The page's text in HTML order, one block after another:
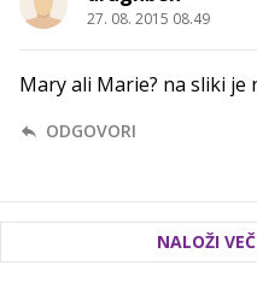
27. 08. 2015 08.49
Mary ali Marie? na sliki je
ODGOVORI
NALOŽI